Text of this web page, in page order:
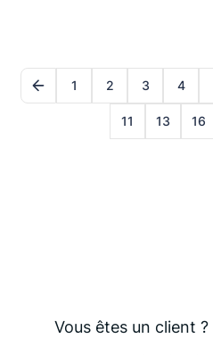
1 2 3 4
11 13 16
Vous êtes un client ?